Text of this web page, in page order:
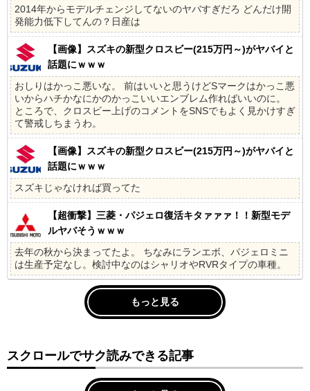
2014年からモデルチェンジしてないのヤバすぎだろ どんだけ開
発能力低下してんの？日産は
【画像】スズキの新型クロスビー(215万円～)がヤバイと
話題にｗｗｗ
おしりはかっこ悪いな。 前はいいと思うけどSマークはかっこ悪
いからハチかなにかのかっこいいエンブレム作ればいいのに。
ところで、クロスビー上げのコメントをSNSでもよく見かけすぎ
て警戒しちまうわ。
【画像】スズキの新型クロスビー(215万円～)がヤバイと
話題にｗｗｗ
スズキじゃなければ買ってた
【超衝撃】三菱・パジェロ復活キタァァァ！！新型モデ
ルヤバそうｗｗｗ
去年の秋から決まってたよ。 ちなみにランエボ、パジェロミニ
は生産予定なし。検討中なのはシャリオやRVRタイプの車種。
もっと見る
スクロールでサク読みできる記事